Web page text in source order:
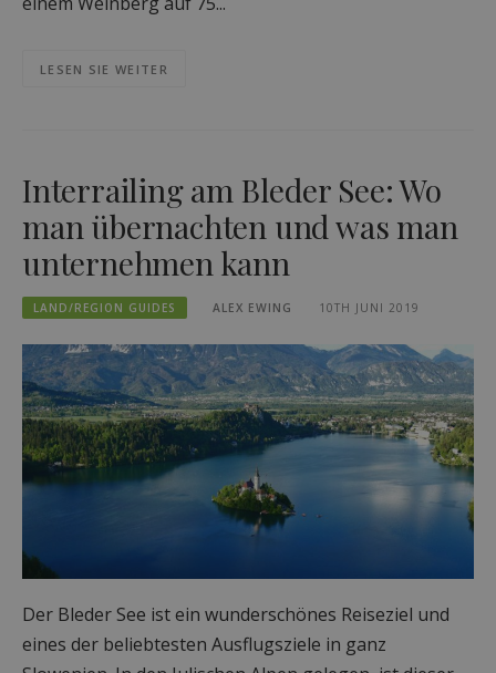
LESEN SIE WEITER
Interrailing am Bleder See: Wo
man übernachten und was man
unternehmen kann
LAND/REGION GUIDES ALEX EWING 10TH JUNI 2019
Der Bleder See ist ein wunderschönes Reiseziel und
eines der beliebtesten Ausflugsziele in ganz